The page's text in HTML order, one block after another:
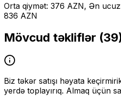
Orta qiymət: 376 AZN, Ən
836 AZN
Mövcud təkliflər (39
Biz təkər satışı həyata
yerdə toplayırıq. Almaq üçün